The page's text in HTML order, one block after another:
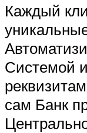
Каждый
Системой
сам Банк